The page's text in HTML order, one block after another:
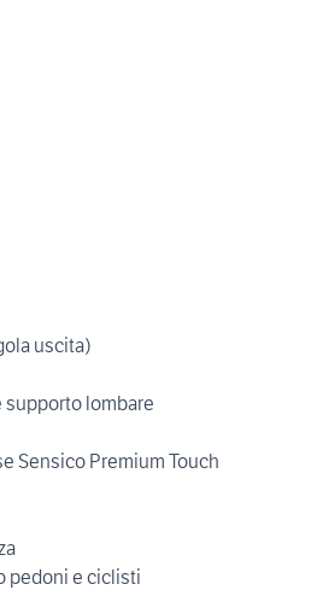
uscita)
supporto lombare
Sensico Premium Touch
pedoni e ciclisti